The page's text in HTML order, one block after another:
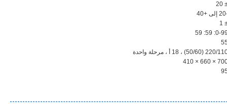
±
+40
±
0-99: 59:
110 (50/60) ، 18 أ ، مرحلة واحدة
700 × 660 ×